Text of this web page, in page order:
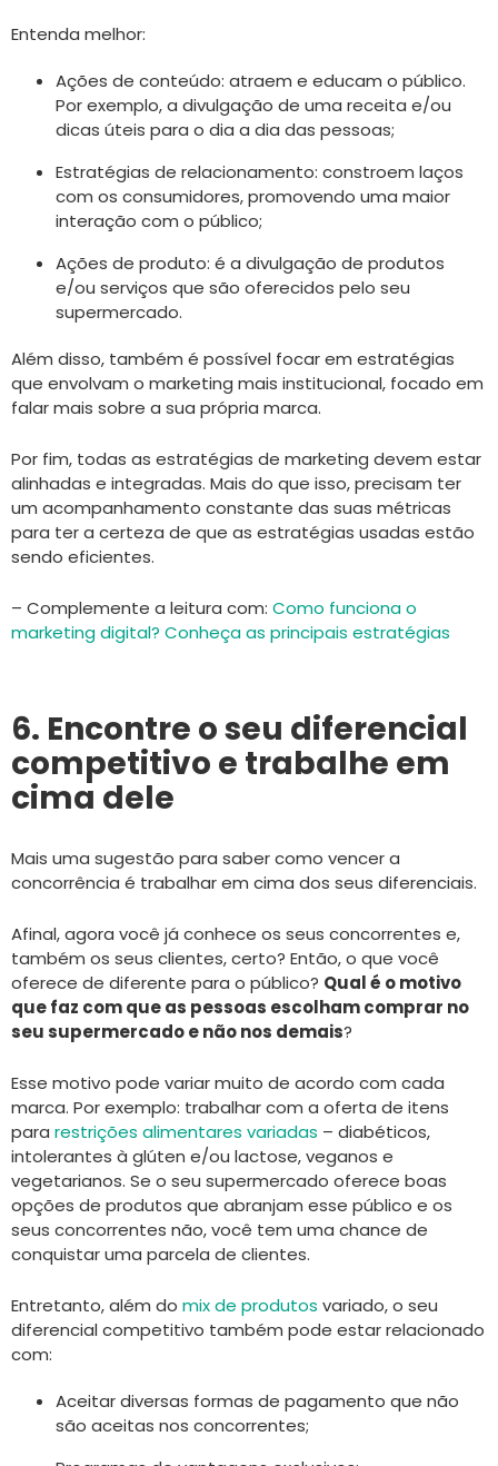
Entenda melhor:
Ações de conteúdo: atraem e educam o público.
Por exemplo, a divulgação de uma receita e/ou
dicas úteis para o dia a dia das pessoas;
Estratégias de relacionamento: constroem laços
com os consumidores, promovendo uma maior
interação com o público;
Ações de produto: é a divulgação de produtos
e/ou serviços que são oferecidos pelo seu
supermercado.
Além disso, também é possível focar em estratégias
que envolvam o marketing mais institucional, focado em
falar mais sobre a sua própria marca.
Por fim, todas as estratégias de marketing devem estar
alinhadas e integradas. Mais do que isso, precisam ter
um acompanhamento constante das suas métricas
para ter a certeza de que as estratégias usadas estão
sendo eficientes.
– Complemente a leitura com: Como funciona o
marketing digital? Conheça as principais estratégias
6. Encontre o seu diferencial
competitivo e trabalhe em
cima dele
Mais uma sugestão para saber como vencer a
concorrência é trabalhar em cima dos seus diferenciais.
Afinal, agora você já conhece os seus concorrentes e,
também os seus clientes, certo? Então, o que você
oferece de diferente para o público? Qual é o motivo
que faz com que as pessoas escolham comprar no
seu supermercado e não nos demais?
Esse motivo pode variar muito de acordo com cada
marca. Por exemplo: trabalhar com a oferta de itens
para restrições alimentares variadas – diabéticos,
intolerantes à glúten e/ou lactose, veganos e
vegetarianos. Se o seu supermercado oferece boas
opções de produtos que abranjam esse público e os
seus concorrentes não, você tem uma chance de
conquistar uma parcela de clientes.
Entretanto, além do mix de produtos variado, o seu
diferencial competitivo também pode estar relacionado
com:
Aceitar diversas formas de pagamento que não
são aceitas nos concorrentes;